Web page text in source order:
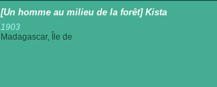
[Un homme au milieu de la forêt] Kista
1903
Madagascar, Île de